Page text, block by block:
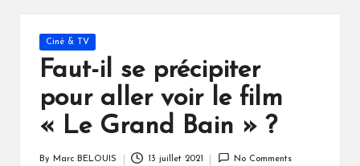
Posted
in
Ciné & TV
Faut-il se précipiter
pour aller voir le film
« Le Grand Bain » ?
By Marc BELOUIS 13 juillet 2021 No Comments